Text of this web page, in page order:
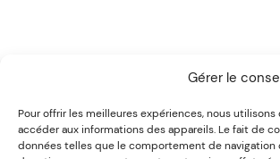
Gérer le
Pour offrir les meilleures expériences, nous
accéder aux informations des appareils. Le fait de
données telles que le comportement de navigation